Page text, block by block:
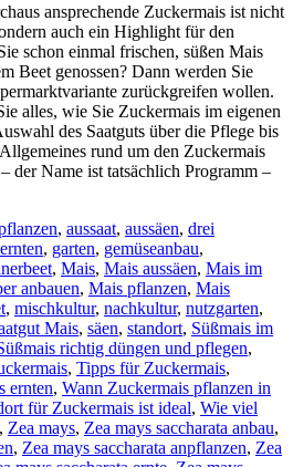
ansprechende Zuckermais ist nicht
auch ein Highlight für den
schon einmal frischen, süßen Mais
Beet genossen? Dann werden Sie
zurückgreifen wollen.
alles, wie Sie Zuckermais im eigenen
des Saatguts über die Pflege bis
rund um den Zuckermais
der Name ist tatsächlich Programm –
, aussaat, aussäen, drei
ernten, garten, gemüseanbau,
, Mais, Mais aussäen, Mais im
anbauen, Mais pflanzen, Mais
, mischkultur, nachkultur, nutzgarten,
Mais, säen, standort, Süßmais im
richtig düngen und pflegen,
, Tipps für Zuckermais,
ernten, Wann Zuckermais pflanzen in
für Zuckermais ist ideal, Wie viel
, Zea mays, Zea mays saccharata anbau,
, Zea mays saccharata anpflanzen, Zea